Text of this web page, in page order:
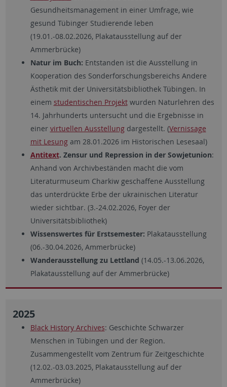
Gesundheitsmanagement in einer Umfrage, wie
gesund Tübinger Studierende leben
(19.01.-08.02.2026, Plakatausstellung auf der
Ammerbrücke)
Natur im Buch: Entstanden ist die Ausstellung in
Kooperation des Sonderforschungsbereichs Andere
Ästhetik mit der Universitätsbibliothek Tübingen. In
einem studentischen Projektwurden Naturlehren des
14. Jahrhunderts untersucht und die Ergebnisse in
einer virtuellen Ausstellungdargestellt. (Vernissage
mit Lesungam 28.01.2026 im Historischen Lesesaal)
Antitext. Zensur und Repression in der Sowjetunion:
Anhand von Archivbeständen macht die vom
Literaturmuseum Charkiw geschaffene Ausstellung
das unterdrückte Erbe der ukrainischen Literatur
wieder sichtbar. (3.-24.02.2026, Foyer der
Universitätsbibliothek)
Wissenswertes für Erstsemester: Plakatausstellung
(06.-30.04.2026, Ammerbrücke)
Wanderausstellung zu Lettland (14.05.-13.06.2026,
Plakatausstellung auf der Ammerbrücke)
2025
Black History Archives: Geschichte Schwarzer
Menschen in Tübingen und der Region.
Zusammengestellt vom Zentrum für Zeitgeschichte
(12.02.-03.03.2025, Plakatausstellung auf der
Ammerbrücke)